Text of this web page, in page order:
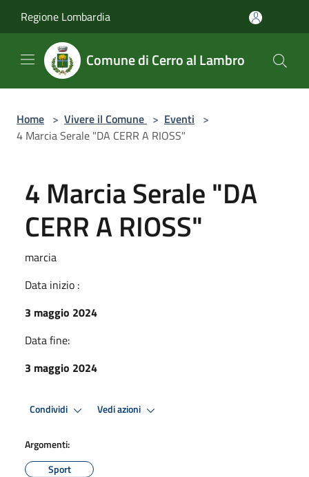
Regione Lombardia
Comune di Cerro al Lambro
Home > Vivere il Comune > Eventi >
4 Marcia Serale "DA CERR A RIOSS"
4 Marcia Serale "DA
CERR A RIOSS"
marcia
Data inizio :
3 maggio 2024
Data fine:
3 maggio 2024
Condividi Vedi azioni
Argomenti:
Sport